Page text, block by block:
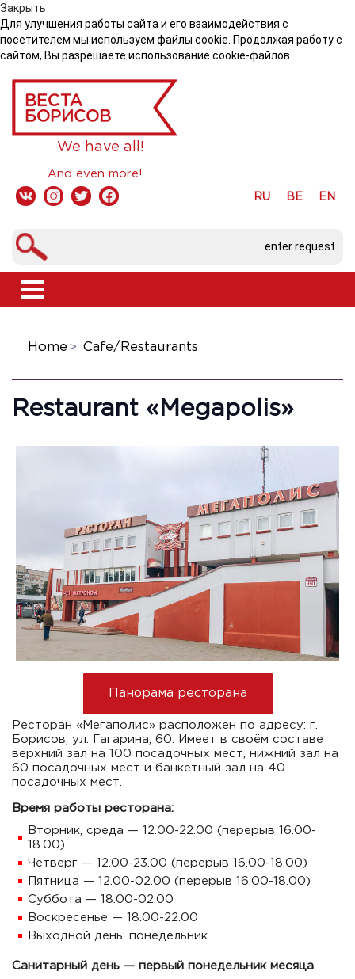
Закрыть
Для улучшения работы сайта и его взаимодействия с
посетителем мы используем файлы cookie. Продолжая работу с
сайтом, Вы разрешаете использование cookie-файлов.
We have all!
And even more!
RU BE EN
Toggle
navigation
Home Cafe/Restaurants
Restaurant «Megapolis»
Панорама ресторана
Ресторан «Мегаполис» расположен по адресу: г.
Борисов, ул. Гагарина, 60. Имеет в своём составе
верхний зал на 100 посадочных мест, нижний зал на
60 посадочных мест и банкетный зал на 40
посадочных мест.
Время работы ресторана:
Вторник, среда — 12.00-22.00 (перерыв 16.00-
18.00)
Четверг — 12.00-23.00 (перерыв 16.00-18.00)
Пятница — 12.00-02.00 (перерыв 16.00-18.00)
Суббота — 18.00-02.00
Воскресенье — 18.00-22.00
Выходной день: понедельник
Санитарный день — первый понедельник месяца